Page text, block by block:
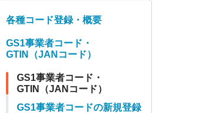
各種コード登録・概要
GS1事業者コード・
GTIN（JANコード）
GS1事業者コード・
GTIN（JANコード）
GS1事業者コードの新規登録